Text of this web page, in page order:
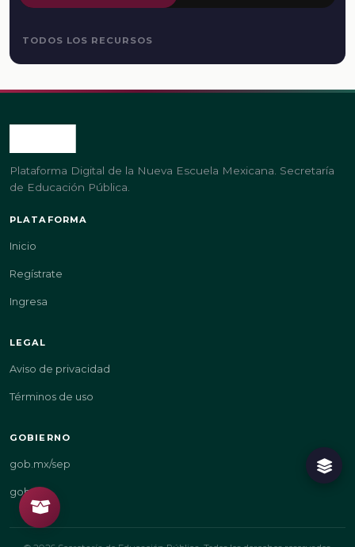
TODOS LOS RECURSOS
Plataforma Digital de la Nueva Escuela Mexicana. Secretaría
de Educación Pública.
PLATAFORMA
Inicio
Regístrate
Ingresa
LEGAL
Aviso de privacidad
Términos de uso
GOBIERNO
gob.mx/sep
gob.mx